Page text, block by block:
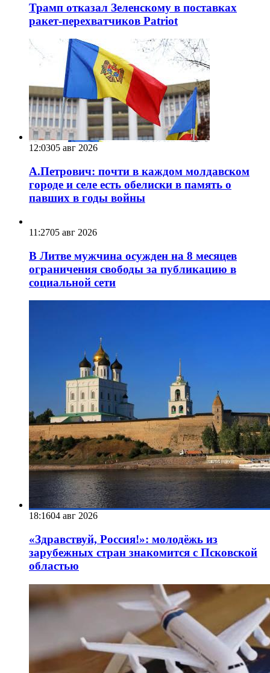
Трамп отказал Зеленскому в поставках
ракет-перехватчиков Patriot
12:0305 авг 2026
А.Петрович: почти в каждом молдавском
городе и селе есть обелиски в память о
павших в годы войны
11:2705 авг 2026
В Литве мужчина осужден на 8 месяцев
ограничения свободы за публикацию в
социальной сети
18:1604 авг 2026
«Здравствуй, Россия!»: молодёжь из
зарубежных стран знакомится с Псковской
областью